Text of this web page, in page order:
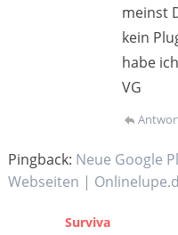
meinst
kein
habe
VG
Pingback: Neue Google
Webseiten |
Surviva